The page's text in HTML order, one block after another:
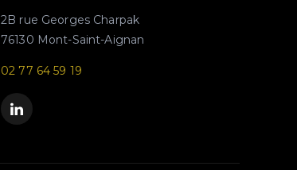
2B rue Georges Charpak
76130 Mont-Saint-Aignan
02 77 64 59 19